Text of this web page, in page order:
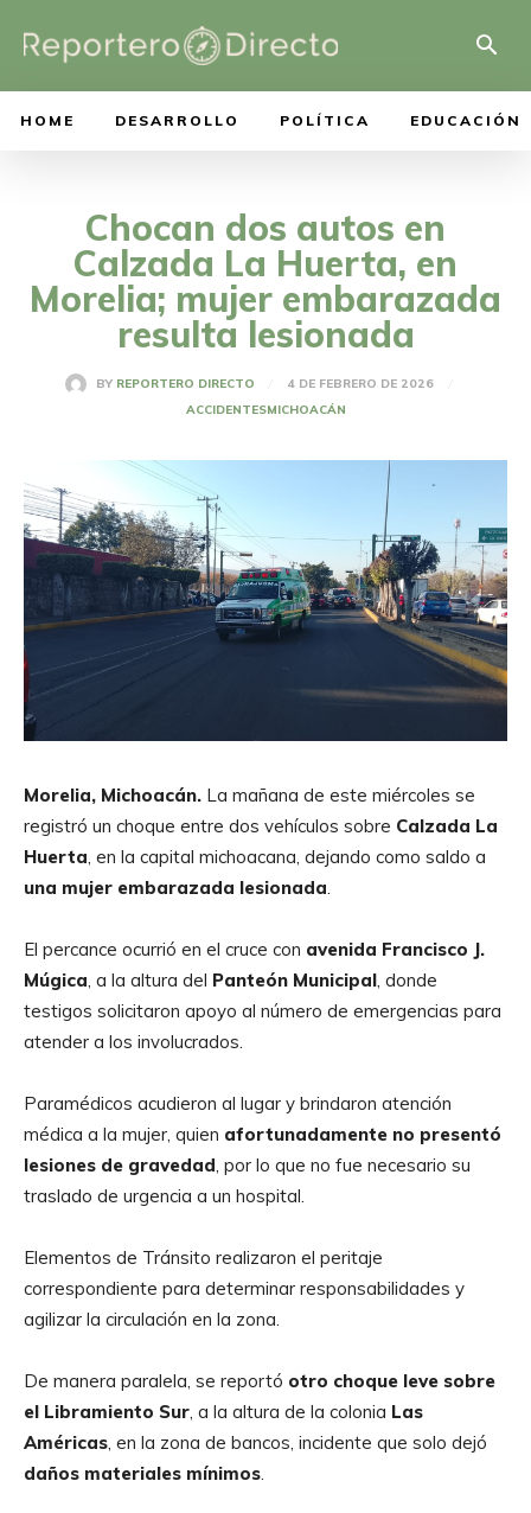
HOME DESARROLLO POLÍTICA EDUCACIÓN
Chocan dos autos en
Calzada La Huerta, en
Morelia; mujer embarazada
resulta lesionada
BY REPORTERO DIRECTO
4 DE FEBRERO DE 2026
ACCIDENTESMICHOACÁN
Morelia, Michoacán. La mañana de este miércoles se
registró un choque entre dos vehículos sobre Calzada La
Huerta, en la capital michoacana, dejando como saldo a
una mujer embarazada lesionada.
El percance ocurrió en el cruce con avenida Francisco J.
Múgica, a la altura del Panteón Municipal, donde
testigos solicitaron apoyo al número de emergencias para
atender a los involucrados.
Paramédicos acudieron al lugar y brindaron atención
médica a la mujer, quien afortunadamente no presentó
lesiones de gravedad, por lo que no fue necesario su
traslado de urgencia a un hospital.
Elementos de Tránsito realizaron el peritaje
correspondiente para determinar responsabilidades y
agilizar la circulación en la zona.
De manera paralela, se reportó otro choque leve sobre
el Libramiento Sur, a la altura de la colonia Las
Américas, en la zona de bancos, incidente que solo dejó
daños materiales mínimos.